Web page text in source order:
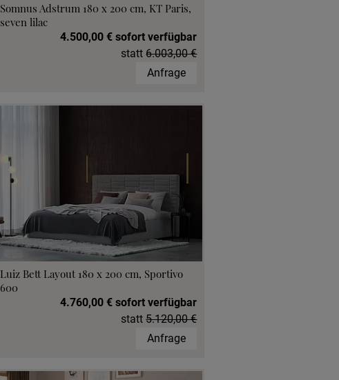
Somnus Adstrum 180 x 200 cm, KT Paris,
seven lilac
4.500,00 € sofort verfügbar
statt6.003,00 €
Anfrage
Luiz Bett Layout 180 x 200 cm, Sportivo
600
4.760,00 € sofort verfügbar
statt5.120,00 €
Anfrage